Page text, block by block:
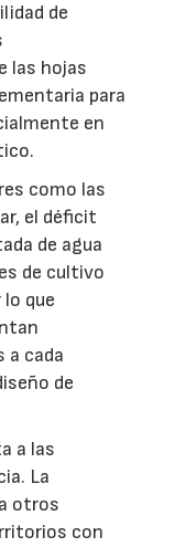
de
las hojas
para
en
como las
el déficit
de agua
de cultivo
que
a cada
de
a las
La
otros
con